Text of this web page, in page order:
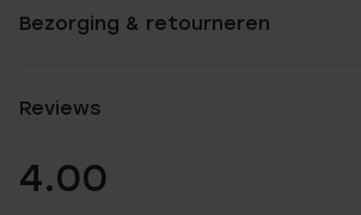
Bezorging & retourneren
Reviews
4.00